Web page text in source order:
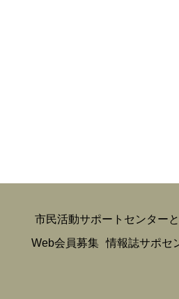
市民活動サポートセンター
Web会員募集 情報誌サポセ